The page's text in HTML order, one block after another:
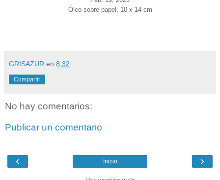
Óleo sobre papel, 10 x 14 cm
GRISAZUR en 8:32
Compartir
No hay comentarios:
Publicar un comentario
‹ ›
Inicio